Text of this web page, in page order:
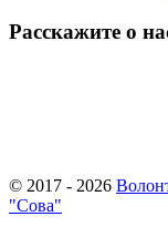
Расскажите о
© 2017 - 2026
"Сова"